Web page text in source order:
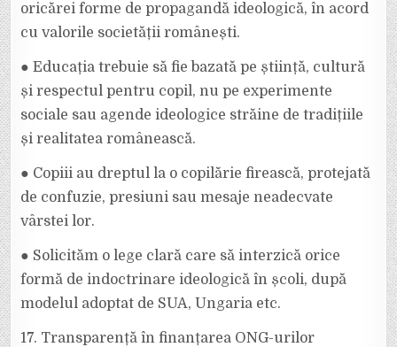
oricărei forme de propagandă ideologică, în acord
cu valorile societății românești.
● Educația trebuie să fie bazată pe știință, cultură
și respectul pentru copil, nu pe experimente
sociale sau agende ideologice străine de tradițiile
și realitatea românească.
● Copiii au dreptul la o copilărie firească, protejată
de confuzie, presiuni sau mesaje neadecvate
vârstei lor.
● Solicităm o lege clară care să interzică orice
formă de indoctrinare ideologică în școli, după
modelul adoptat de SUA, Ungaria etc.
17. Transparență în finanțarea ONG-urilor